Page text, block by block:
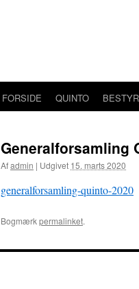
FORSIDE QUINTO
Generalforsamling
Afadmin | Udgivet 15. marts 2020
generalforsamling-quinto-2020
Bogmærkpermalinket.